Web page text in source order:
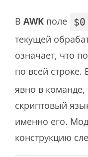
В AWK поле $0
текущей
означает, что
по всей строке.
явно в
скриптовый
именно его.
конструкцию